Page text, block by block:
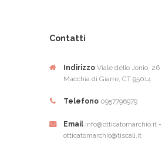
Contatti
Indirizzo Viale dello Jonio, 26
Macchia di Giarre, CT 95014
Telefono 0957796979
Email info@otticatomarchio.it -
otticatomarchio@tiscali.it